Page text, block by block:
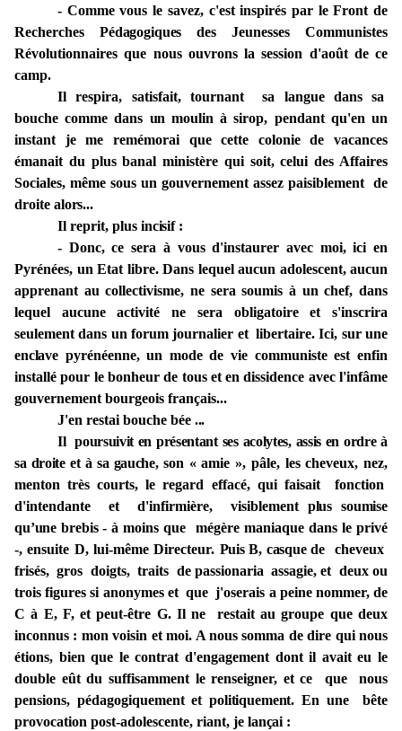
- Comme vousle savez, c'estinspirés par leFront de
Recherches Pédagogiquesdes Jeunesses Communistes
Révolutionnaires que nous ouvrons lasession d'août de ce
camp.
Il respira,
satisfait, tournantsa langue dans sa
bouche comme dans un moulin à sirop, pendant qu'en un
instant je me remémorai que cette colonie de vacances
émanait du plus banal ministère qui soit, celui des Affaires
Sociales, même sous un gouvernement assez paisiblement de
droite alors...
Il reprit, plus incisif :
- Donc, ce sera à vous d'instaurer avec moi, ici en
Pyrénées, un Etat libre. Dans lequel aucun adolescent, aucun
apprenant au collectivisme, ne sera soumis à un chef, dans
lequel aucune activité ne sera obligatoire et s'inscrira
seulement dans un forum journalier et libertaire. Ici, sur une
enclave pyrénéenne, un mode de vie communiste est enfin
installé pour le bonheur de tous et en dissidence avec l'infâme
gouvernement bourgeois français...
J'en restai bouche bée ...
Il poursuivit en présentant ses acolytes, assis en ordre à
sa droite et à sa gauche, son « amie », pâle, lescheveux,nez,
menton trèscourts, leregard effacé, qui faisait fonction
d'intendante et d'infirmière, visiblement plus soumise
qu’une brebis - àmoins que mégère maniaque dans le privé
-, ensuite D, lui-mêmeDirecteur. Puis B, casquedecheveux
frisés, gros doigts,traits de passionaria assagie, et deux ou
trois figuressi anonymes et que j'oserais a peine nommer, de
C à E, F,etpeut-être G.Il ne restait au groupe que deux
inconnus : monvoisin et moi. A noussomma de dire qui nous
étions, bien que lecontrat d'engagement dont il avait eule
double eût du suffisamment le renseigner, et ce quenous
pensions, pédagogiquement etpolitiquement. En une bête
provocation post-adolescente, riant, je lançai :